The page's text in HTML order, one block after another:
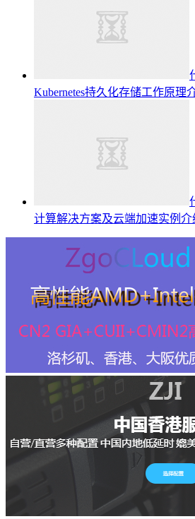
Kubernetes持久化存储工作原理
计算解决方案及云端加速实例介